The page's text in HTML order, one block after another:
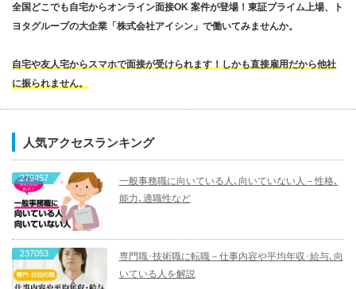
全国どこでも自宅からオンライン面接OK 案件が登場！東証プライム上場、ト
ヨタグループの大企業「株式会社アイシン」で働いてみませんか。
自宅や友人宅からスマホで面接が受けられます！しかも直接雇用だから他社
に振られません。
人気アクセスランキング
279457
一般事務職に向いている人､向いていない人－性格､
能力､適職性など
237053
専門職･技術職に転職－仕事内容や平均年収･給与､向
いている人を解説